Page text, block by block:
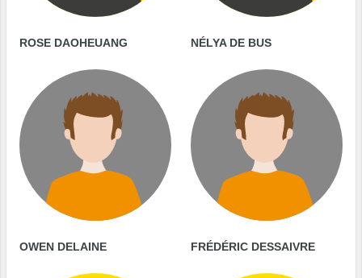
ROSE DAOHEUANG NÉLYA DE BUS
OWEN DELAINE FRÉDÉRIC DESSAIVRE